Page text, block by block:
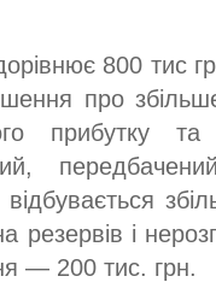
800 тис
про
прибутку та
резервів і
— 200 тис. грн.